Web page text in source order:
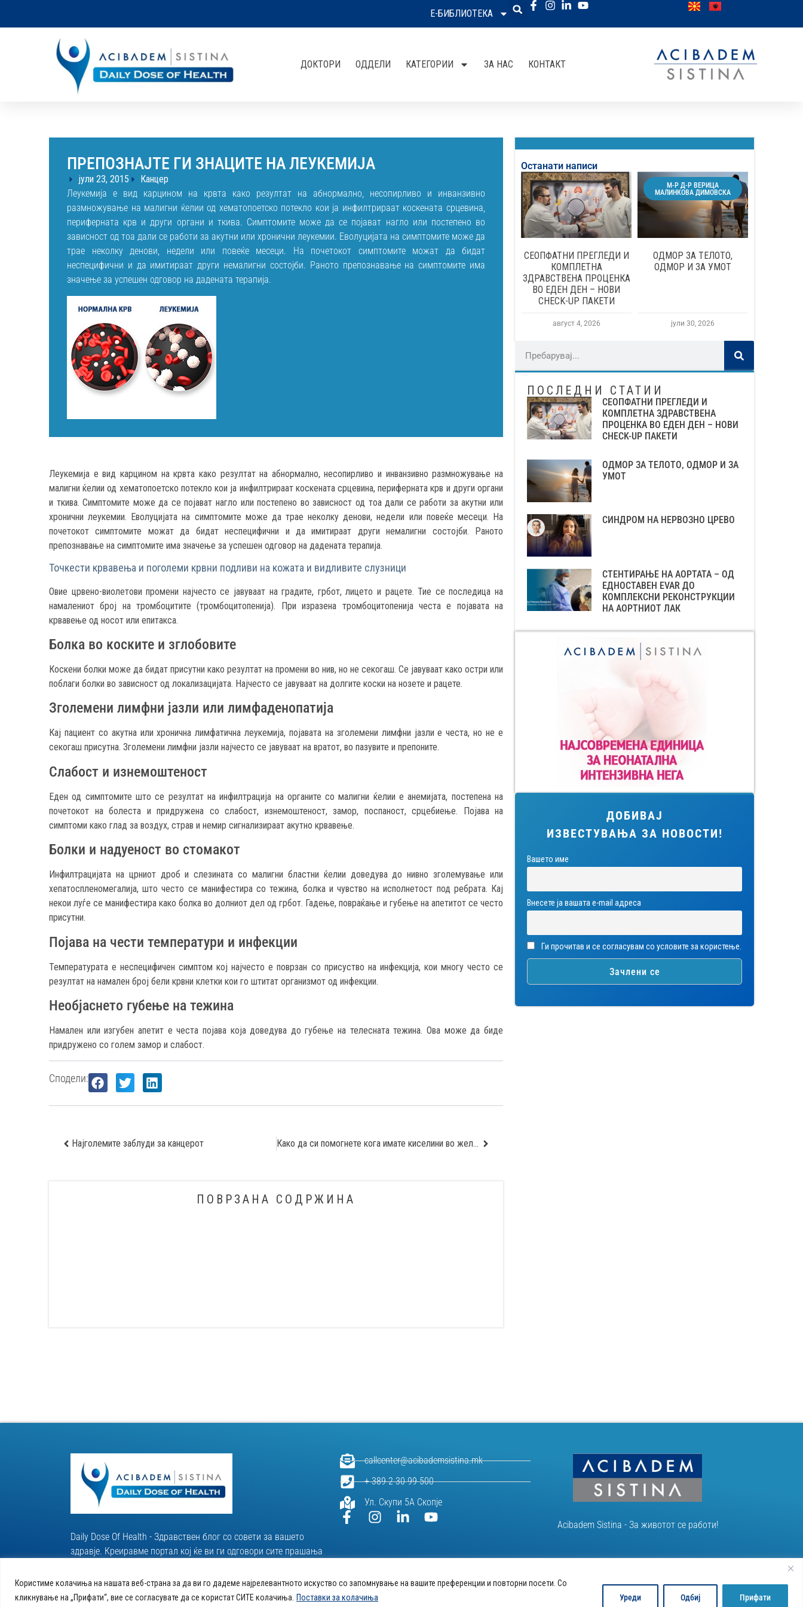
Користиме колачиња на нашата веб-страна за да ви го дадеме најрелевантното искуство со запомнување на вашите преференции и повторни посети. Со
кликнување на „Прифати“, вие се согласувате да се користат СИТЕ колачиња. Поставки за колачиња Уреди Одбиј Прифати
Е-БИБЛИОТЕКА
ДОКТОРИ ОДДЕЛИ КАТЕГОРИИ ЗА НАС КОНТАКТ
ПРЕПОЗНАЈТЕ ГИ ЗНАЦИТЕ НА ЛЕУКЕМИЈА
јули 23, 2015
Канцер
Леукемија е вид карцином на крвта како резултат на абнормално, несопирливо и инванзивно
размножување на малигни ќелии од хематопоетско потекло кои ја инфилтрираат коскената срцевина,
периферната крв и други органи и ткива. Симптомите може да се појават нагло или постепено во
зависност од тоа дали се работи за акутни или хронични леукемии. Еволуцијата на симптомите може да
трае неколку денови, недели или повеќе месеци. На почетокот симптомите можат да бидат
неспецифични и да имитираат други немалигни состојби. Раното препознавање на симптомите има
значење за успешен одговор на дадената терапија.
Леукемија е вид карцином на крвта како резултат на абнормално, несопирливо и инванзивно размножување на
малигни ќелии од хематопоетско потекло кои ја инфилтрираат коскената срцевина, периферната крв и други органи
и ткива. Симптомите може да се појават нагло или постепено во зависност од тоа дали се работи за акутни или
хронични леукемии. Еволуцијата на симптомите може да трае неколку денови, недели или повеќе месеци. На
почетокот симптомите можат да бидат неспецифични и да имитираат други немалигни состојби. Раното
препознавање на симптомите има значење за успешен одговор на дадената терапија.
Точкести крвавења и поголеми крвни подливи на кожата и видливите слузници
Овие црвено-виолетови промени најчесто се јавуваат на градите, грбот, лицето и рацете. Тие се последица на
намалениот број на тромбоцитите (тромбоцитопенија). При изразена тромбоцитопенија честа е појавата на
крвавење од носот или епитакса.
Болка во коските и зглобовите
Коскени болки може да бидат присутни како резултат на промени во нив, но не секогаш. Се јавуваат како остри или
поблаги болки во зависност од локализацијата. Најчесто се јавуваат на долгите коски на нозете и рацете.
Зголемени лимфни јазли или лимфаденопатија
Кај пациент со акутна или хронична лимфатична леукемија, појавата на зголемени лимфни јазли е честа, но не е
секогаш присутна. Зголемени лимфни јазли најчесто се јавуваат на вратот, во пазувите и препоните.
Слабост и изнемоштеност
Еден од симптомите што се резултат на инфилтрација на органите со малигни ќелии е анемијата, постепена на
почетокот на болеста и придружена со слабост, изнемоштеност, замор, поспаност, срцебиење. Појава на
симптоми како глад за воздух, страв и немир сигнализираат акутно крвавење.
Болки и надуеност во стомакот
Инфилтрацијата на црниот дроб и слезината со малигни бластни ќелии доведува до нивно зголемување или
хепатоспленомегалија, што често се манифестира со тежина, болка и чувство на исполнетост под ребрата. Кај
некои луѓе се манифестира како болка во долниот дел од грбот. Гадење, повраќање и губење на апетитот се често
присутни.
Појава на чести температури и инфекции
Температурата е неспецифичен симптом кој најчесто е поврзан со присуство на инфекција, кои многу често се
резултат на намален број бели крвни клетки кои го штитат организмот од инфекции.
Необјаснето губење на тежина
Намален или изгубен апетит е честа појава која доведува до губење на телесната тежина. Ова може да биде
придружено со голем замор и слабост.
Сподели:
Најголемите заблуди за канцерот Како да си помогнете кога имате киселини во желудникот
ПОВРЗАНА СОДРЖИНА
Останати написи
СЕОПФАТНИ ПРЕГЛЕДИ И
КОМПЛЕТНА
ЗДРАВСТВЕНА ПРОЦЕНКА
ВО ЕДЕН ДЕН – НОВИ
CHECK-UP ПАКЕТИ
август 4, 2026
М-Р Д-Р ВЕРИЦА
МАЛИНКОВА ДИМОВСКА
ОДМОР ЗА ТЕЛОТО,
ОДМОР И ЗА УМОТ
јули 30, 2026
ПОСЛЕДНИ СТАТИИ
СЕОПФАТНИ ПРЕГЛЕДИ И
КОМПЛЕТНА ЗДРАВСТВЕНА
ПРОЦЕНКА ВО ЕДЕН ДЕН – НОВИ
CHECK-UP ПАКЕТИ
ОДМОР ЗА ТЕЛОТО, ОДМОР И ЗА
УМОТ
СИНДРОМ НА НЕРВОЗНО ЦРЕВО
СТЕНТИРАЊЕ НА АОРТАТА – ОД
ЕДНОСТАВЕН EVAR ДО
КОМПЛЕКСНИ РЕКОНСТРУКЦИИ
НА АОРТНИОТ ЛАК
ДОБИВАЈ
ИЗВЕСТУВАЊА ЗА НОВОСТИ!
Вашето име
Внесете ја вашата е-mail адреса
Ги прочитав и се согласувам со условите за користење.
Daily Dose Of Health - Здравствен блог со совети за вашeто
здравје. Креиравме портал кој ќе ви ги одговори сите прашања
callcenter@acibademsistina.mk
+ 389 2 30 99 500
Ул. Скупи 5А Скопје
Acibadem Sistina - За животот се работи!